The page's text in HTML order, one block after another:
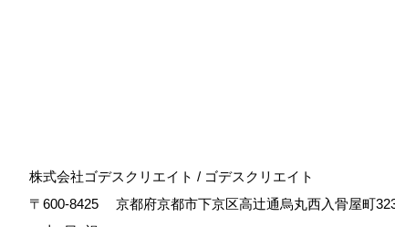
株式会社ゴデスクリエイト / ゴデスクリエイト
〒600-8425
京都府京都市下京区高辻通烏丸西入骨屋町